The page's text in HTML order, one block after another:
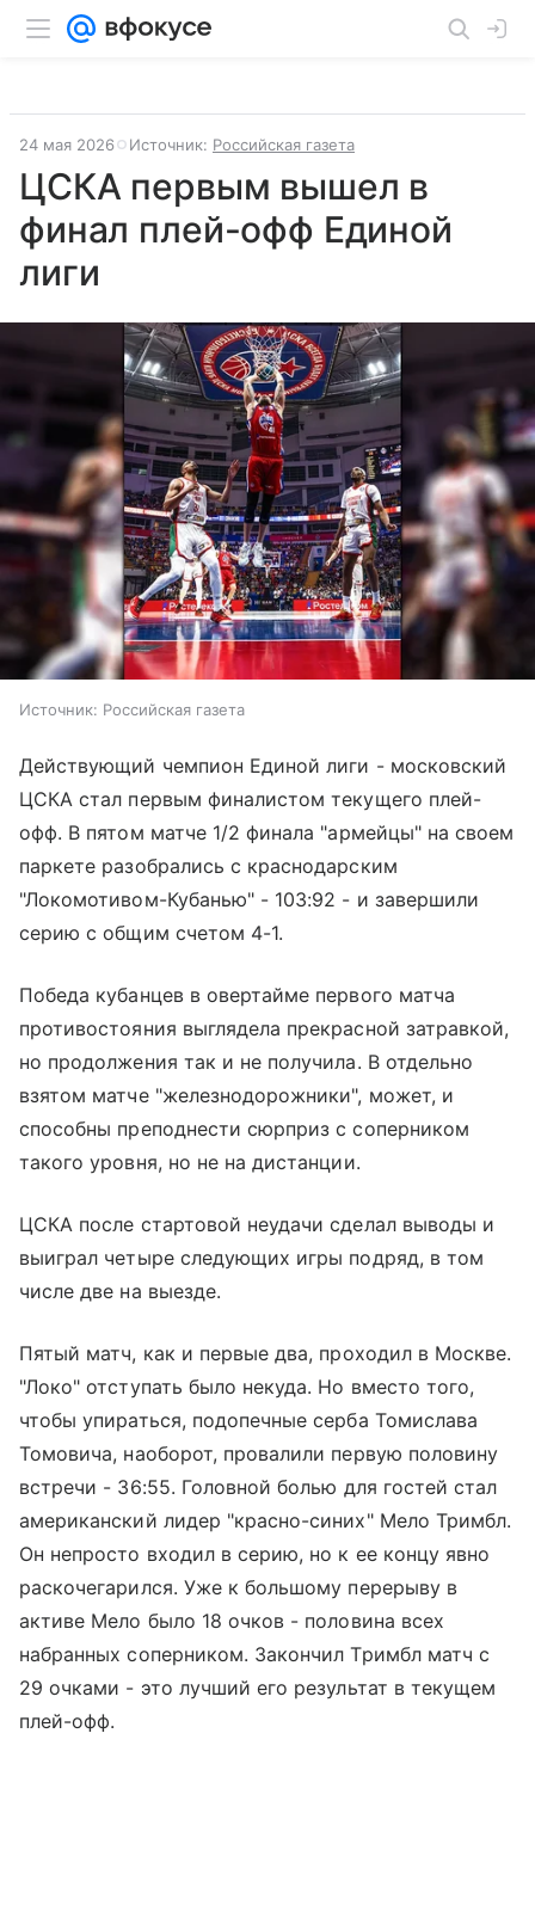
24 мая 2026 Источник: Российская газета
ЦСКА первым вышел в
финал плей-офф Единой
лиги
Источник: Российская газета
Действующий чемпион Единой лиги - московский
ЦСКА стал первым финалистом текущего плей-
офф. В пятом матче 1/2 финала "армейцы" на своем
паркете разобрались с краснодарским
"Локомотивом-Кубанью" - 103:92 - и завершили
серию с общим счетом 4-1.
Победа кубанцев в овертайме первого матча
противостояния выглядела прекрасной затравкой,
но продолжения так и не получила. В отдельно
взятом матче "железнодорожники", может, и
способны преподнести сюрприз с соперником
такого уровня, но не на дистанции.
ЦСКА после стартовой неудачи сделал выводы и
выиграл четыре следующих игры подряд, в том
числе две на выезде.
Пятый матч, как и первые два, проходил в Москве.
"Локо" отступать было некуда. Но вместо того,
чтобы упираться, подопечные серба Томислава
Томовича, наоборот, провалили первую половину
встречи - 36:55. Головной болью для гостей стал
американский лидер "красно-синих" Мело Тримбл.
Он непросто входил в серию, но к ее концу явно
раскочегарился. Уже к большому перерыву в
активе Мело было 18 очков - половина всех
набранных соперником. Закончил Тримбл матч с
29 очками - это лучший его результат в текущем
плей-офф.